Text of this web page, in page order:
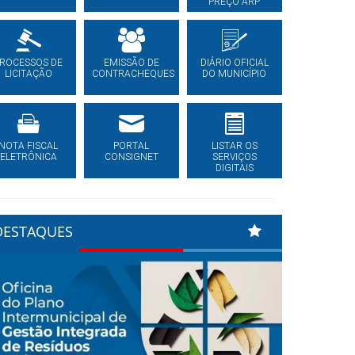
DE
LICITAÇÃO
EMISSÃO DE
CONTRACHEQUES
DIÁRIO OFICIAL
DO MUNICÍPIO
FISCAL
ELETRÔNICA
PORTAL
CONSIGNET
LISTAR OS
SERVIÇOS
DIGITAIS